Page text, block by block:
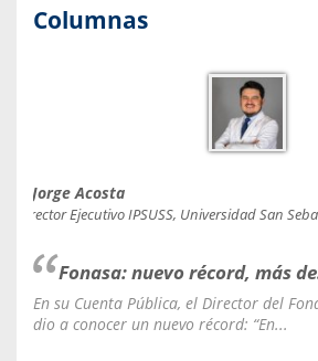
Columnas
Jorge Acosta
Director Ejecutivo IPSUSS, Universidad San
Fonasa: nuevo récord, más
En su Cuenta Pública, el Director del
dio a conocer un nuevo récord: “En...